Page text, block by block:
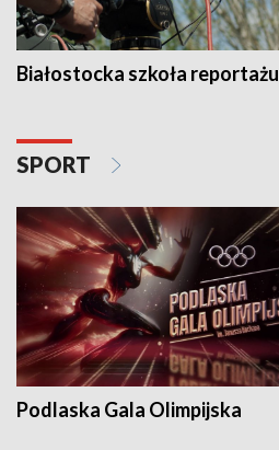
Białostocka szkoła reportażu
SPORT
Podlaska Gala Olimpijska